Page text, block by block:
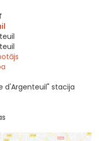
d'Argenteuil" stacija